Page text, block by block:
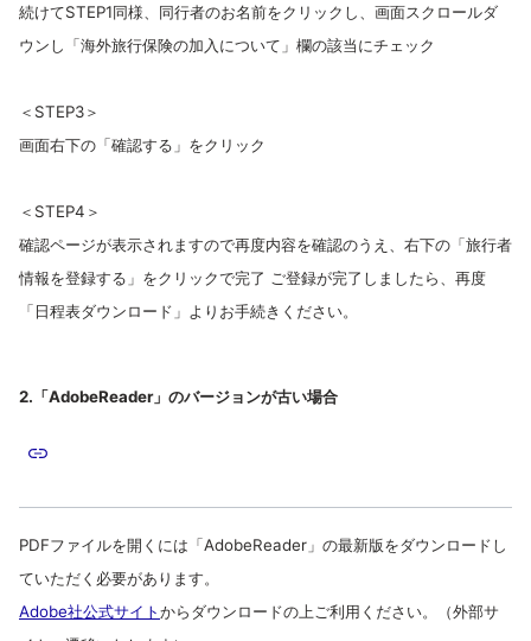
続けてSTEP1同様、同行者のお名前をクリックし、画面スクロールダ
ウンし「海外旅行保険の加入について」欄の該当にチェック
＜STEP3＞
画面右下の「確認する」をクリック
＜STEP4＞
確認ページが表示されますので再度内容を確認のうえ、右下の「旅行者
情報を登録する」をクリックで完了 ご登録が完了しましたら、再度
「日程表ダウンロード」よりお手続きください。
2.「AdobeReader」のバージョンが古い場合
PDFファイルを開くには「AdobeReader」の最新版をダウンロードし
ていただく必要があります。
Adobe社公式サイトからダウンロードの上ご利用ください。（外部サ